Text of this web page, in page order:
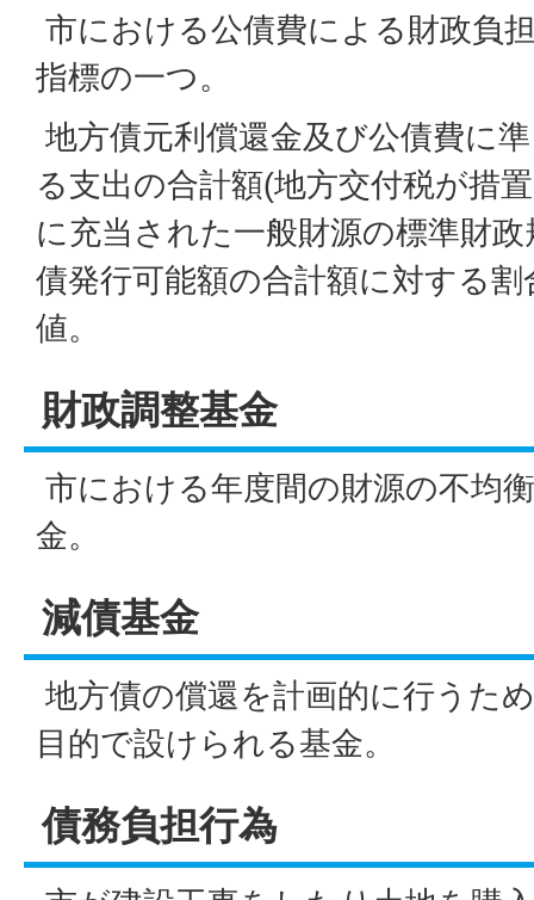
市における公債費による財政負
指標の一つ。
地方債元利償還金及び公債費に
る支出の合計額(地方交付税が措
に充当された一般財源の標準財
債発行可能額の合計額に対する
値。
財政調整基金
市における年度間の財源の不均
金。
減債基金
地方債の償還を計画的に行うた
目的で設けられる基金。
債務負担行為